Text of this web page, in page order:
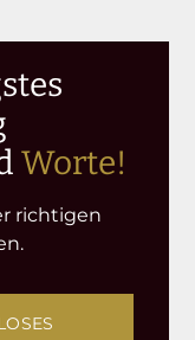
Worte!
richtigen